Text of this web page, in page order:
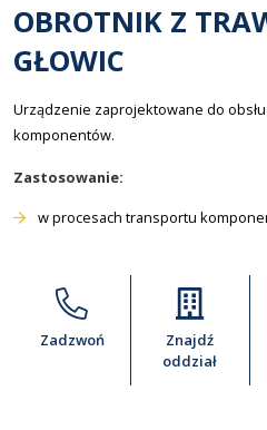
OBROTNIK Z
GŁOWIC
Urządzenie zaprojektowane do
komponentów.
Zastosowanie:
w procesach transportu
Zadzwoń
Znajdź
oddział